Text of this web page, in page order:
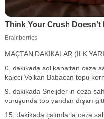
MAÇTAN DAKİKALAR (İLK
6. dakikada sol kanattan ceza
kaleci Volkan Babacan topu
9. dakikada Sneijder’in ceza
vuruşunda top yandan dışarı
15. dakikada çalımlarla ceza